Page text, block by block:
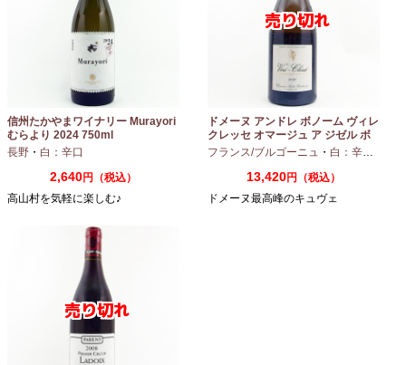
信州たかやまワイナリー Murayori
むらより 2024 750ml
長野 ・ 白：辛口
2,640円（税込）
高山村を気軽に楽しむ♪
ドメーヌ アンドレ ボノーム ヴィレ
クレッセ オマージュ ア ジゼル ボ
ノーム 2023 750ml
フランス/ブルゴーニュ ・ 白：辛口
13,420円（税込）
ドメーヌ最高峰のキュヴェ